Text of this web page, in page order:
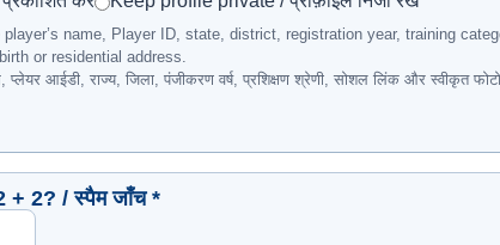
name, Player ID, state, district, registration year, training
or residential address.
प्लेयर आईडी, राज्य, जिला, पंजीकरण वर्ष, प्रशिक्षण श्रेणी, सोशल लिंक और स्वीकृत
2? / स्पैम जाँच *